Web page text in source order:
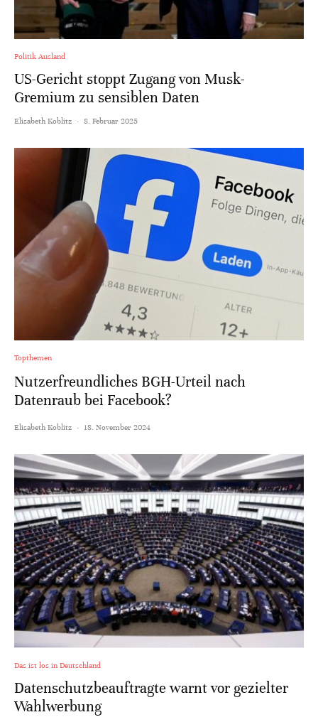
Politik Ausland
US-Gericht stoppt Zugang von Musk-
Gremium zu sensiblen Daten
Elisabeth Koblitz · 8. Februar 2025
Topthemen
Nutzerfreundliches BGH-Urteil nach
Datenraub bei Facebook?
Elisabeth Koblitz · 18. November 2024
Das ist los in Deutschland
Datenschutzbeauftragte warnt vor gezielter
Wahlwerbung